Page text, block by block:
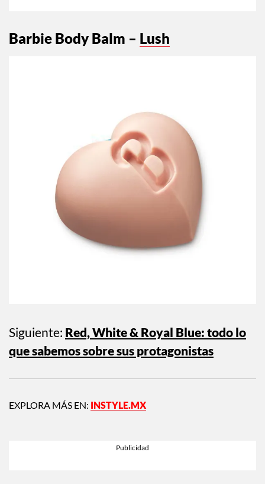
Barbie Body Balm – Lush
Siguiente: Red, White & Royal Blue: todo lo
que sabemos sobre sus protagonistas
EXPLORA MÁS EN: INSTYLE.MX